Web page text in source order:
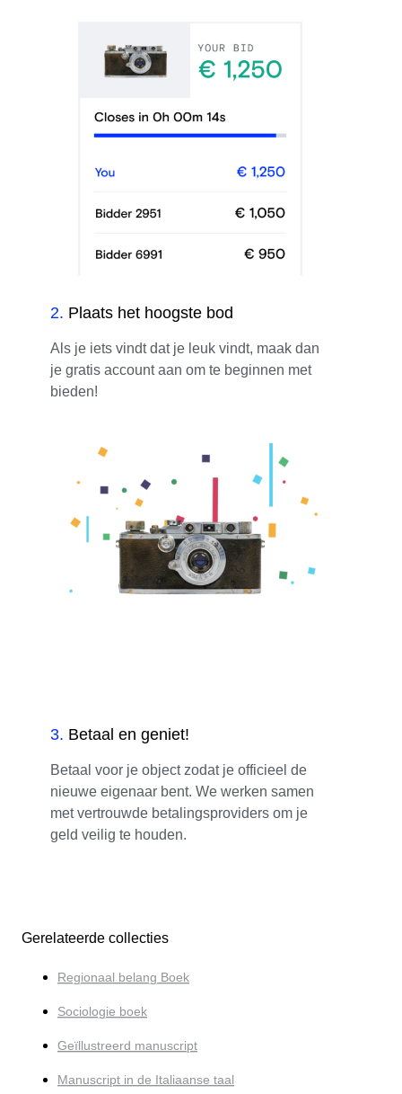
2. Plaats het hoogste bod
Als je iets vindt dat je leuk vindt, maak dan
je gratis account aan om te beginnen met
bieden!
3. Betaal en geniet!
Betaal voor je object zodat je officieel de
nieuwe eigenaar bent. We werken samen
met vertrouwde betalingsproviders om je
geld veilig te houden.
Gerelateerde collecties
Regionaal belang Boek
Sociologie boek
Geïllustreerd manuscript
Manuscript in de Italiaanse taal